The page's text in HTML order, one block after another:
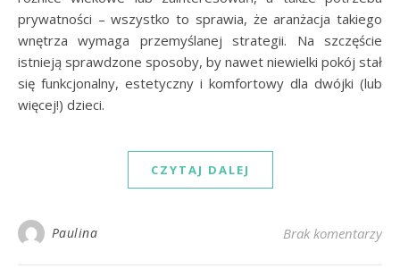
prywatności – wszystko to sprawia, że aranżacja takiego
wnętrza wymaga przemyślanej strategii. Na szczęście
istnieją sprawdzone sposoby, by nawet niewielki pokój stał
się funkcjonalny, estetyczny i komfortowy dla dwójki (lub
więcej!) dzieci.
CZYTAJ DALEJ
Paulina Brak komentarzy